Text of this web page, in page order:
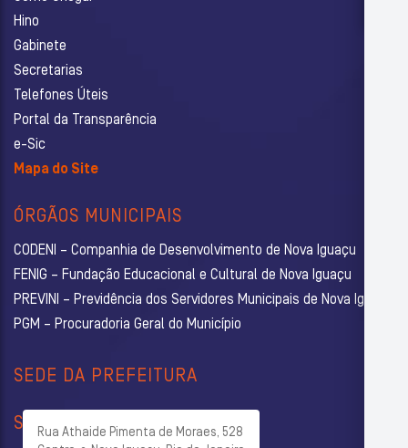
Hino
Gabinete
Secretarias
Telefones Úteis
Portal da Transparência
e-Sic
Mapa do Site
ÓRGÃOS MUNICIPAIS
CODENI – Companhia de Desenvolvimento de Nova Iguaçu
FENIG – Fundação Educacional e Cultural de Nova Iguaçu
PREVINI – Previdência dos Servidores Municipais de Nova Iguaçu
PGM – Procuradoria Geral do Município
SEDE DA PREFEITURA
Rua Athaide Pimenta de Moraes, 528
SECRETARIAS